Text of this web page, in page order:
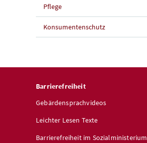
Pflege
Konsumentenschutz
Barrierefreiheit
Gebärdensprachvideos
Leichter Lesen Texte
Barrierefreiheit im Sozialministerium